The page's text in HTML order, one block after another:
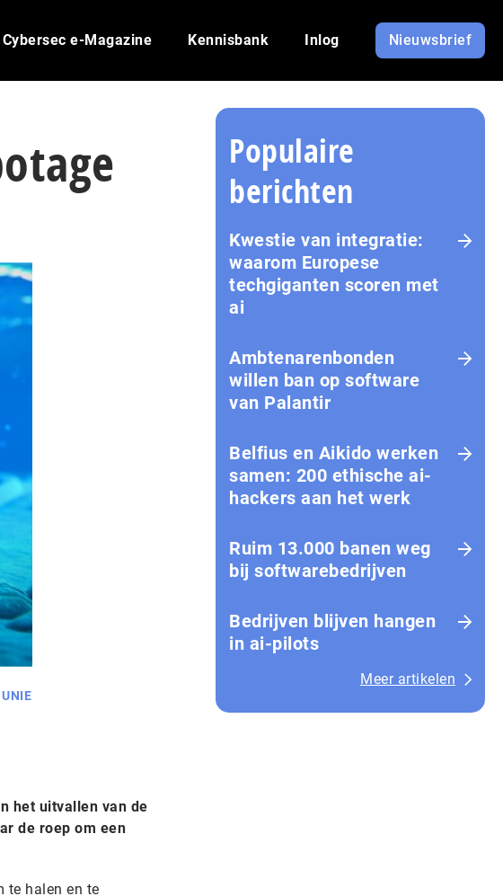
Cybersec e-Magazine Kennisbank Inlog Nieuwsbrief
UNIE
het uitvallen van de
de roep om een
te halen en te
Populaire
berichten
Kwestie van integratie:
waarom Europese
techgiganten scoren met
ai
Amb­te­na­ren­bon­den
willen ban op software
van Palantir
Belfius en Aikido werken
samen: 200 ethische ai-
hackers aan het werk
Ruim 13.000 banen weg
bij softwarebedrijven
Bedrijven blijven hangen
in ai-pilots
Meer artikelen